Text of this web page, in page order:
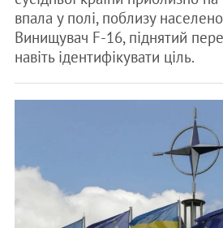
впала у полі, поблизу
Винищувач F-16, піднятий
навіть ідентифікувати ціль.